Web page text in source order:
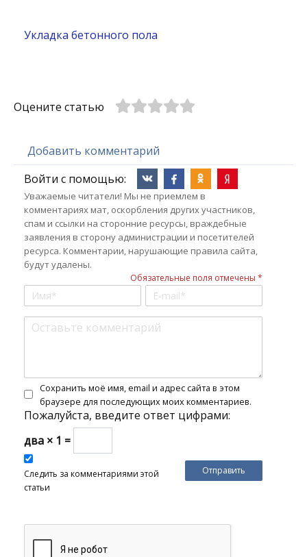
Укладка бетонного пола
Оцените статью
Добавить комментарий
Войти с помощью:
Уважаемые читатели! Мы не приемлем в
комментариях мат, оскорбления других участников,
спам и ссылки на сторонние ресурсы, враждебные
заявления в сторону администрации и посетителей
ресурса. Комментарии, нарушающие правила сайта,
будут удалены.
Обязательные поля отмечены *
Сохранить моё имя, email и адрес сайта в этом
браузере для последующих моих комментариев.
Пожалуйста, введите ответ цифрами:
два × 1 =
Следить за комментариями этой
статьи